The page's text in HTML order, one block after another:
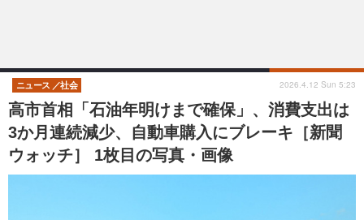
甲信越 北陸
東海 関西
中国
高市首相「石油年明けまで確保」、消費支出は
3か月連続減少、自動車購入にブレーキ［新聞
ウォッチ］ 1枚目の写真・画像
ニュース 社会 2026.4.12 Sun 5:23